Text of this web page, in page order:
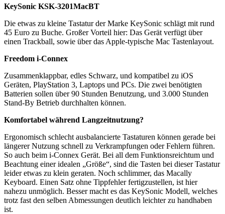
KeySonic KSK-3201MacBT
Die etwas zu kleine Tastatur der Marke KeySonic schlägt mit rund
45 Euro zu Buche. Großer Vorteil hier: Das Gerät verfügt über
einen Trackball, sowie über das Apple-typische Mac Tastenlayout.
Freedom i-Connex
Zusammenklappbar, edles Schwarz, und kompatibel zu iOS
Geräten, PlayStation 3, Laptops und PCs. Die zwei benötigten
Batterien sollen über 90 Stunden Benutzung, und 3.000 Stunden
Stand-By Betrieb durchhalten können.
Komfortabel während Langzeitnutzung?
Ergonomisch schlecht ausbalancierte Tastaturen können gerade bei
längerer Nutzung schnell zu Verkrampfungen oder Fehlern führen.
So auch beim i-Connex Gerät. Bei all dem Funktionsreichtum und
Beachtung einer idealen „Größe“, sind die Tasten bei dieser Tastatur
leider etwas zu klein geraten. Noch schlimmer, das Macally
Keyboard. Einen Satz ohne Tippfehler fertigzustellen, ist hier
nahezu unmöglich. Besser macht es das KeySonic Modell, welches
trotz fast den selben Abmessungen deutlich leichter zu handhaben
ist.